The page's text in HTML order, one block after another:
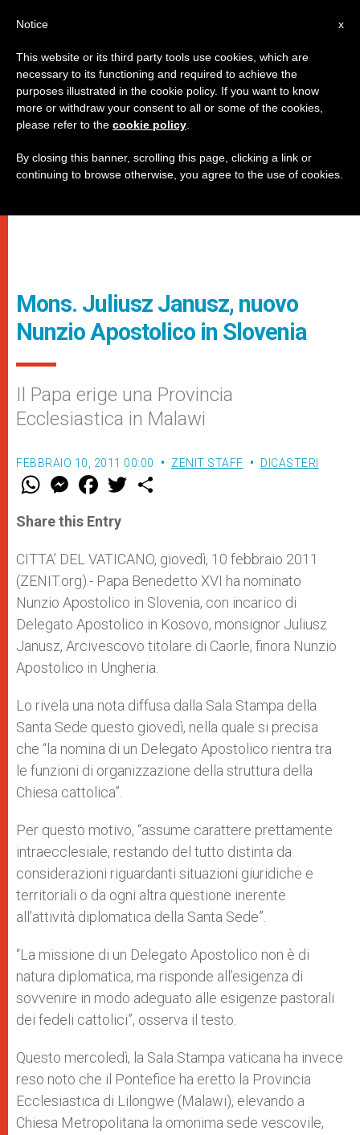
Mons. Juliusz Janusz, nuovo
Nunzio Apostolico in Slovenia
Il Papa erige una Provincia
Ecclesiastica in Malawi
FEBBRAIO 10, 2011 00:00 ZENIT STAFF DICASTERI
W
t
s
p
p
M
e
s
e
g
e
r
F
a
e
b
o
k
w
r
Share this Entry
CITTA’ DEL VATICANO, giovedì, 10 febbraio 2011
(ZENIT.org).- Papa Benedetto XVI ha nominato
Nunzio Apostolico in Slovenia, con incarico di
Delegato Apostolico in Kosovo, monsignor Juliusz
Janusz, Arcivescovo titolare di Caorle, finora Nunzio
Apostolico in Ungheria.
Lo rivela una nota diffusa dalla Sala Stampa della
Santa Sede questo giovedì, nella quale si precisa
che “la nomina di un Delegato Apostolico rientra tra
le funzioni di organizzazione della struttura della
Chiesa cattolica”.
Per questo motivo, “assume carattere prettamente
intraecclesiale, restando del tutto distinta da
considerazioni riguardanti situazioni giuridiche e
territoriali o da ogni altra questione inerente
all’attività diplomatica della Santa Sede”.
“La missione di un Delegato Apostolico non è di
natura diplomatica, ma risponde all’esigenza di
sovvenire in modo adeguato alle esigenze pastorali
dei fedeli cattolici”, osserva il testo.
Questo mercoledì, la Sala Stampa vaticana ha invece
reso noto che il Pontefice ha eretto la Provincia
Ecclesiastica di Lilongwe (Malawi), elevando a
Chiesa Metropolitana la omonima sede vescovile,
x
Notice
This website or its third party tools use cookies, which are
necessary to its functioning and required to achieve the
purposes illustrated in the cookie policy. If you want to know
more or withdraw your consent to all or some of the cookies,
please refer to the cookie policy
By closing this banner, scrolling this page, clicking a link or
continuing to browse otherwise, you agree to the use of cookies.